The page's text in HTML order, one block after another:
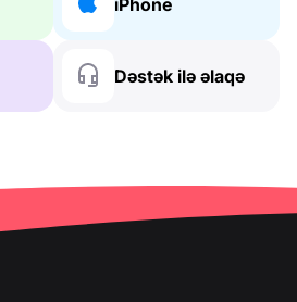
iPhone
Dəstək ilə əlaqə